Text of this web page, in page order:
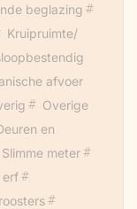
beglazing
Kruipruimte/
afvoer
Overige
en
Slimme meter
erf